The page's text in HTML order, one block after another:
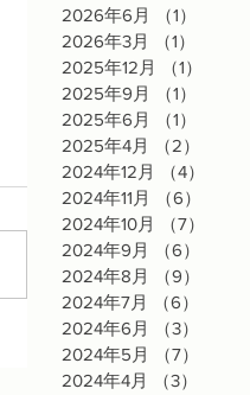
2026年6月 （1）
2026年3月
（1）
2025年12月
（1）
2025年9月
（1）
2025年6月
（1）
2025年4月
（2）
2024年12月
（4）
2024年11月
（6）
2024年10月
（7）
2024年9月
（6）
2024年8月
（9）
2024年7月
（6）
2024年6月
（3）
2024年5月
（7）
2024年4月
（3）